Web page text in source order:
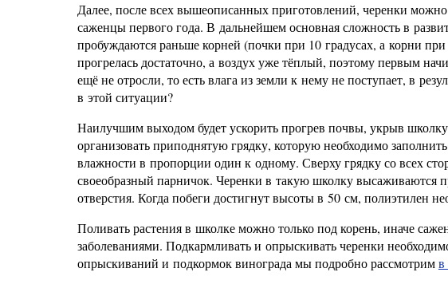
Далее, после всех вышеописанных приготовлений, черенки
саженцы первого года. В дальнейшем основная сложность в
пробуждаются раньше корней (почки при 10 градусах, а корни
прогрелась достаточно, а воздух уже тёплый, поэтому первым
ещё не отросли, то есть влага из земли к нему не поступает, в
в этой ситуации?
Наилучшим выходом будет ускорить прогрев почвы, укрыв
организовать приподнятую грядку, которую необходимо
влажности в пропорции один к одному. Сверху грядку со всех
своеобразный парничок. Черенки в такую школку высаживаются
отверстия. Когда побеги достигнут высоты в 50 см, полиэтилен
Поливать растения в школке можно только под корень, иначе
заболеваниями. Подкармливать и опрыскивать черенки
опрыскиваний и подкормок винограда мы подробно рассмотримв